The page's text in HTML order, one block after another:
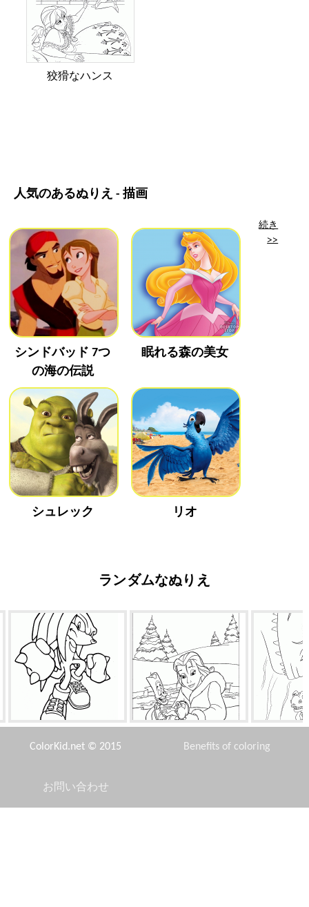
狡猾なハンス
人気のあるぬりえ - 描画
シンドバッド 7つ
の海の伝説
眠れる森の美女
シュレック リオ
続き
>>
ランダムなぬりえ
エキドナのナックル 氷の穴からレスキュー 恐竜
ColorKid.net © 2015 Benefits of coloring
お問い合わせ